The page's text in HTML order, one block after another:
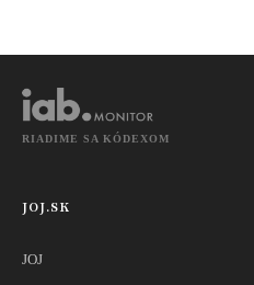
RIADIME SA KÓDEXOM
JOJ.SK
JOJ